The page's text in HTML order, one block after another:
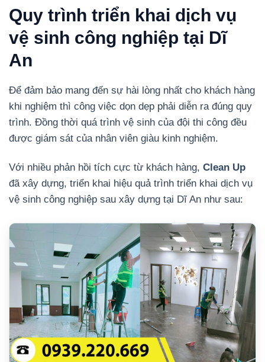
Quy trình triển khai dịch vụ
vệ sinh công nghiệp tại Dĩ
An
Để đảm bảo mang đến sự hài lòng nhất cho khách hàng
khi nghiệm thì công việc dọn dẹp phải diễn ra đúng quy
trình. Đồng thời quá trình vệ sinh của đội thi công đều
được giám sát của nhân viên giàu kinh nghiệm.
Với nhiều phản hồi tích cực từ khách hàng, Clean Up
đã xây dựng, triển khai hiệu quả trình triển khai dịch vụ
vệ sinh công nghiệp sau xây dựng tại Dĩ An như sau: